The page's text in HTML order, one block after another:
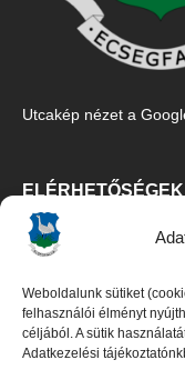
Weboldalunk sütiket
felhasználói élményt
céljából. A sütik
Adatkezelési
Utcakép nézet a
ELÉRHETŐSÉGEK
Ecsegfalva Község
5515 Ecsegfalva, Fő
Tel/Fax:06-30/427-
E-mail: